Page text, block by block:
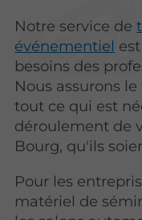
Notre service de
événementiel
besoins des
Nous assurons
tout ce qui est
déroulement de
Bourg, qu'ils
Pour les
matériel de